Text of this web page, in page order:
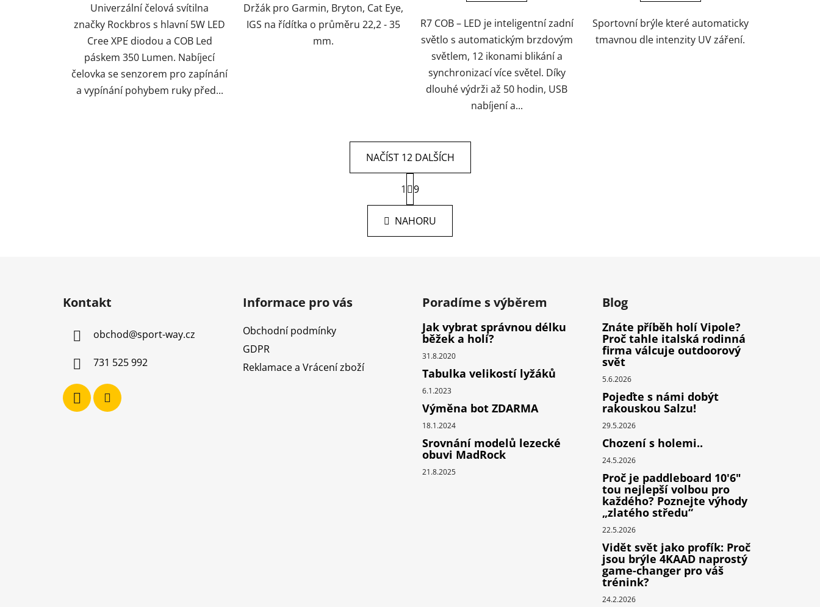
Univerzální čelová svítilna
značky Rockbros s hlavní 5W LED
Cree XPE diodou a COB Led
páskem 350 Lumen. Nabíjecí
čelovka se senzorem pro zapínání
a vypínání pohybem ruky před...
Držák pro Garmin, Bryton, Cat Eye,
IGS na řídítka o průměru 22,2 - 35
mm.
R7 COB – LED je inteligentní zadní
světlo s automatickým brzdovým
světlem, 12 ikonami blikání a
synchronizací více světel. Díky
dlouhé výdrži až 50 hodin, USB
nabíjení a...
Sportovní brýle které automaticky
tmavnou dle intenzity UV záření.
O
v
l
á
NAČÍST 12 DALŠÍCH
S
t
r
n
k
1 9
NAHORU
Kontakt
obchod@sport-way.cz
731 525 992
Informace pro vás
Obchodní podmínky
GDPR
Reklamace a Vrácení zboží
Poradíme s výběrem
Jak vybrat správnou délku
běžek a holí?
31.8.2020
Tabulka velikostí lyžáků
6.1.2023
Výměna bot ZDARMA
18.1.2024
Srovnání modelů lezecké
obuvi MadRock
21.8.2025
Blog
Znáte příběh holí Vipole?
Proč tahle italská rodinná
firma válcuje outdoorový
svět
5.6.2026
Pojeďte s námi dobýt
rakouskou Salzu!
29.5.2026
Chození s holemi..
24.5.2026
Proč je paddleboard 10'6"
tou nejlepší volbou pro
každého? Poznejte výhody
„zlatého středu“
22.5.2026
Vidět svět jako profík: Proč
jsou brýle 4KAAD naprostý
game-changer pro váš
trénink?
24.2.2026